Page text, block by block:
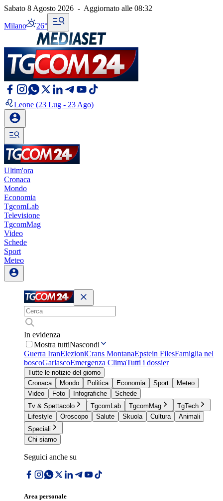
Sabato 8 Agosto 2026 - Aggiornato alle 08:32
Milano 26°
Leone (23 Lug - 23 Ago)
Ultim'ora
Cronaca
Mondo
Economia
TgcomLab
Televisione
TgcomMag
Video
Schede
Sport
Meteo
In evidenza
Mostra tuttiNascondi
Guerra IranElezioniCrans MontanaEpstein FilesFamiglia nel
boscoGarlascoEmergenza ClimaTutti i dossier
Tutte le notizie del giorno
Cronaca
Mondo Politica Economia Sport
Meteo
Video
Foto Infografiche
Schede
Tv & Spettacolo
TgcomLab TgcomMag
TgTech
Lifestyle
Oroscopo Salute Skuola Cultura
Animali
Speciali
Chi siamo
Seguici anche su
Area personale